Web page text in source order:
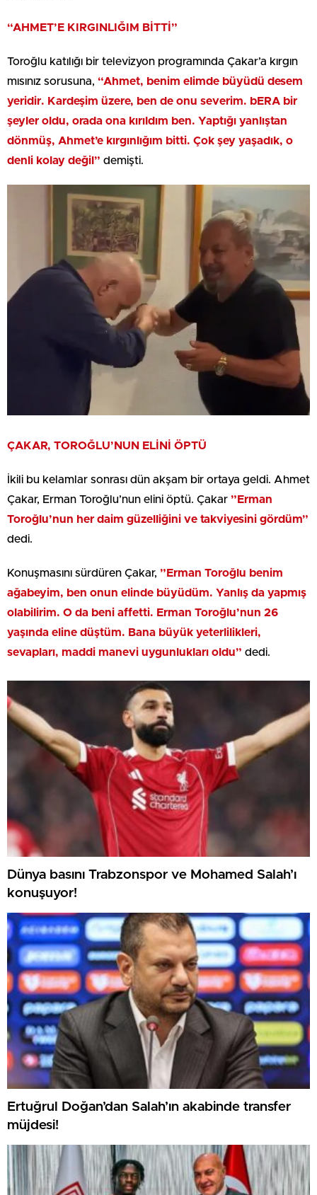
“AHMET’E KIRGINLIĞIM BİTTİ”
Toroğlu katılığı bir televizyon programında Çakar’a kırgın
mısınız sorusuna, “Ahmet, benim elimde büyüdü desem
yeridir. Kardeşim üzere, ben de onu severim. bERA bir
şeyler oldu, orada ona kırıldım ben. Yaptığı yanlıştan
dönmüş, Ahmet’e kırgınlığım bitti. Çok şey yaşadık, o
denli kolay değil” demişti.
ÇAKAR, TOROĞLU’NUN ELİNİ ÖPTÜ
İkili bu kelamlar sonrası dün akşam bir ortaya geldi. Ahmet
Çakar, Erman Toroğlu’nun elini öptü. Çakar ”Erman
Toroğlu’nun her daim güzelliğini ve takviyesini gördüm”
dedi.
Konuşmasını sürdüren Çakar, ”Erman Toroğlu benim
ağabeyim, ben onun elinde büyüdüm. Yanlış da yapmış
olabilirim. O da beni affetti. Erman Toroğlu’nun 26
yaşında eline düştüm. Bana büyük yeterlilikleri,
sevapları, maddi manevi uygunlukları oldu” dedi.
Dünya basını Trabzonspor ve Mohamed Salah’ı
konuşuyor!
Ertuğrul Doğan’dan Salah’ın akabinde transfer
müjdesi!